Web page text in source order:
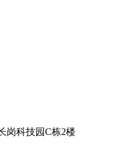
岗科技园C栋2楼